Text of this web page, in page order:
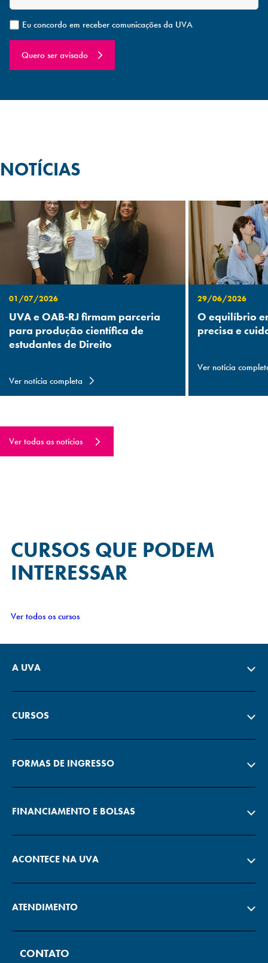
Eu concordo em receber comunicações da UVA
Quero ser avisado
NOTÍCIAS
01/07/2026
UVA e OAB-RJ firmam parceria
para produção científica de
estudantes de Direito
Ver notícia completa
29/06/2026
O equilíbrio
precisa e
Ver notícia
Ver todas as notícias
CURSOS QUE PODEM
INTERESSAR
Ver todos os cursos
A UVA
CURSOS
FORMAS DE INGRESSO
FINANCIAMENTO E BOLSAS
ACONTECE NA UVA
ATENDIMENTO
CONTATO